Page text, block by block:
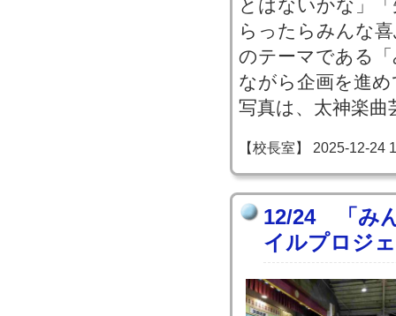
とはないかな」
らったらみんな
のテーマである
ながら企画を進
写真は、太神楽
【校長室】 2025-12-24
12/24 「み
イルプロジ